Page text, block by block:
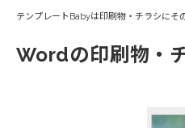
テンプレートBabyは印刷物・チラシにそ
Wordの印刷物・